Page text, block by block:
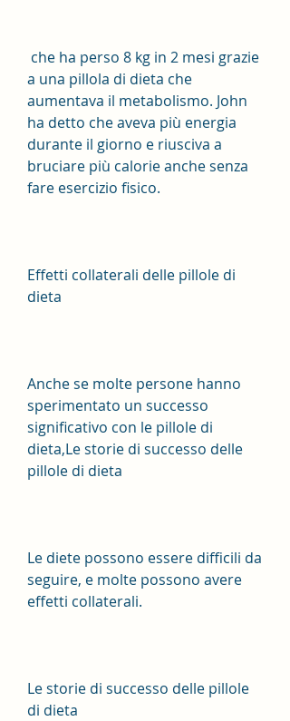
a una pillola di dieta che
aumentava il metabolismo. John
ha detto che aveva più energia
durante il giorno e riusciva a
bruciare più calorie anche senza
fare esercizio fisico.
Effetti collaterali delle pillole di
dieta
Anche se molte persone hanno
sperimentato un successo
significativo con le pillole di
dieta,Le storie di successo delle
pillole di dieta
Le diete possono essere difficili da
seguire, e molte possono avere
effetti collaterali.
Le storie di successo delle pillole
di dieta